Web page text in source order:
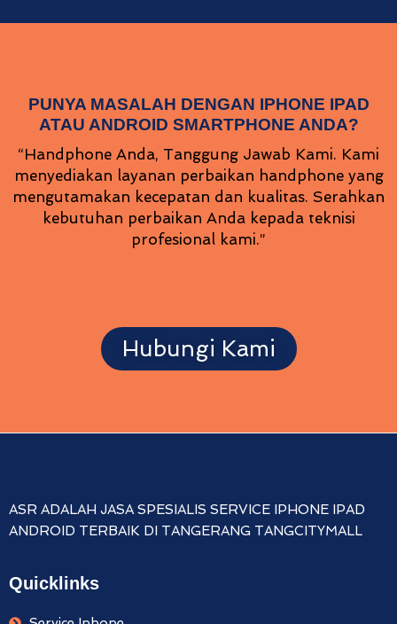
PUNYA MASALAH DENGAN IPHONE IPAD
ATAU ANDROID SMARTPHONE ANDA?
“Handphone Anda, Tanggung Jawab Kami. Kami
menyediakan layanan perbaikan handphone yang
mengutamakan kecepatan dan kualitas. Serahkan
kebutuhan perbaikan Anda kepada teknisi
profesional kami.”
Hubungi Kami
ASR ADALAH JASA SPESIALIS SERVICE IPHONE IPAD
ANDROID TERBAIK DI TANGERANG TANGCITYMALL
Quicklinks